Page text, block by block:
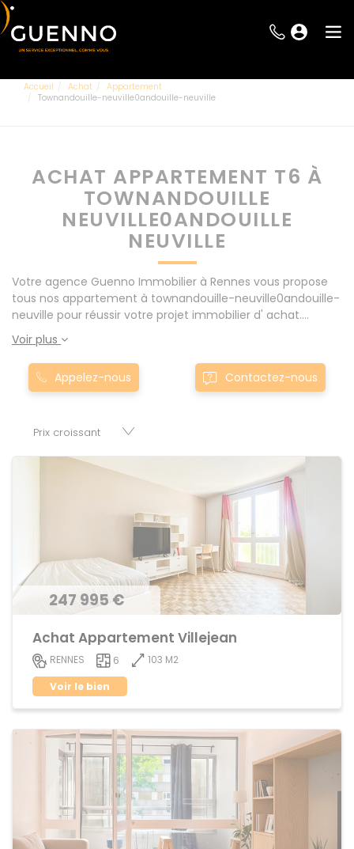
Accueil Achat
Appartement
Townandouille-neuville0andouille-neuville
ACHAT APPARTEMENT T6 À
TOWNANDOUILLE
NEUVILLE0ANDOUILLE
NEUVILLE
Votre agence Guenno Immobilier à Rennes vous propose
tous nos appartement à townandouille-neuville0andouille-
neuville pour réussir votre projet immobilier d' achat.
Consultez l'ensemble de nos offres à Rennes mais
également aux alentours : Le Rheu, Pacé, Montgermont...
Nos appartement T6 à townandouille-neuville0andouille-
neuville sont proposés au meilleur prix du marché pour
cessions de baux, fonds de commerces, appartements,
Voir plus
Appelez-nous Contactez-nous
247 995 €
Achat Appartement Villejean
RENNES 6
103 M2
Voir le bien